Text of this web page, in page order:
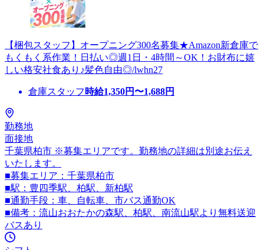
【梱包スタッフ】オープニング300名募集★Amazon新倉庫で
もくもく系作業！日払い◎週1日・4時間～OK！お財布に嬉
しい格安社食あり♪髪色自由◎/lwhn27
倉庫スタッフ 時給1,350円〜1,688円
勤務地
面接地
千葉県柏市 ※募集エリアです。勤務地の詳細は別途お伝え
いたします。
■募集エリア：千葉県柏市
■駅：豊四季駅、柏駅、新柏駅
■通勤手段：車、自転車、市バス通勤OK
■備考：流山おおたかの森駅、柏駅、南流山駅より無料送迎
バスあり